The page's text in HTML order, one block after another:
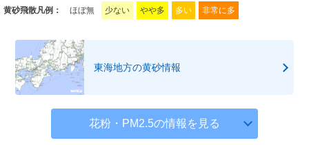
黄砂飛散凡例： ほぼ無 少ない やや多 多い 非常に多
東海地方の黄砂情報
花粉・PM2.5の情報を見る